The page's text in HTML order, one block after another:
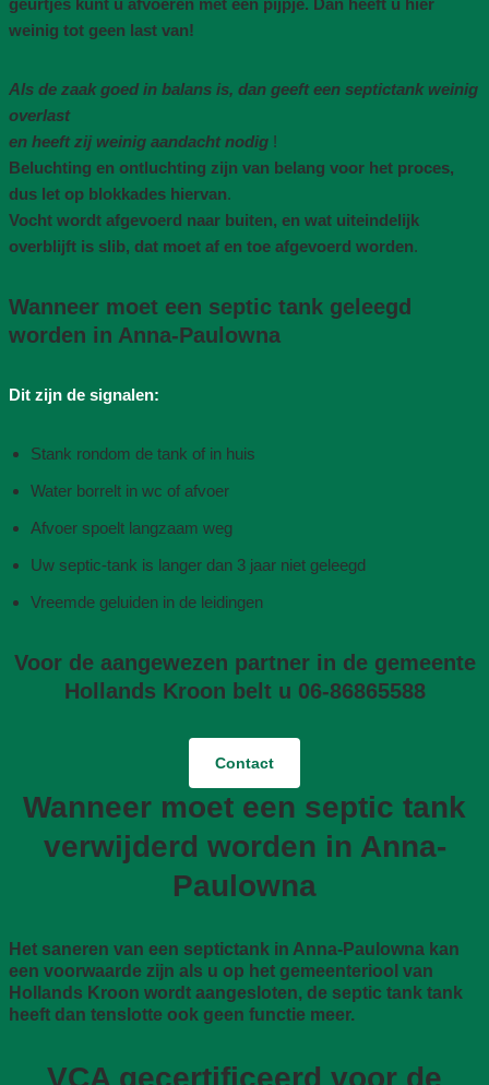
weinig tot geen last van!
Als de zaak goed in balans is, dan geeft een septictank weinig
overlast
en heeft zij weinig aandacht nodig !
Beluchting en ontluchting zijn van belang voor het proces,
dus let op blokkades hiervan.
Vocht wordt afgevoerd naar buiten, en wat uiteindelijk
overblijft is slib, dat moet af en toe afgevoerd worden.
Wanneer moet een septic tank geleegd
worden in Anna-Paulowna
Dit zijn de signalen:
Stank rondom de tank of in huis
Water borrelt in wc of afvoer
Afvoer spoelt langzaam weg
Uw septic-tank is langer dan 3 jaar niet geleegd
Vreemde geluiden in de leidingen
Voor de aangewezen partner in de gemeente
Hollands Kroon belt u 06-86865588
Contact
Wanneer moet een septic tank
verwijderd worden in Anna-
Paulowna
Het saneren van een septictank in Anna-Paulowna kan
een voorwaarde zijn als u op het gemeenteriool van
Hollands Kroon wordt aangesloten, de septic tank tank
heeft dan tenslotte ook geen functie meer.
VCA gecertificeerd voor de